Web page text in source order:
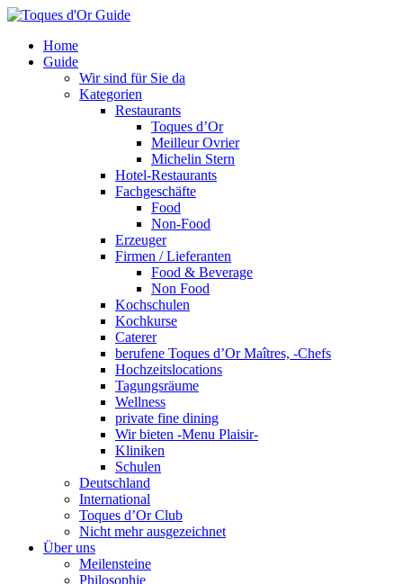
Home
Guide
Wir sind für Sie da
Kategorien
Restaurants
Toques d’Or
Meilleur Ovrier
Michelin Stern
Hotel-Restaurants
Fachgeschäfte
Food
Non-Food
Erzeuger
Firmen / Lieferanten
Food & Beverage
Non Food
Kochschulen
Kochkurse
Caterer
berufene Toques d’Or Maîtres, -Chefs
Hochzeitslocations
Tagungsräume
Wellness
private fine dining
Wir bieten -Menu Plaisir-
Kliniken
Schulen
Deutschland
International
Toques d’Or Club
Nicht mehr ausgezeichnet
Über uns
Meilensteine
Philosophie